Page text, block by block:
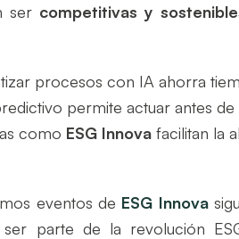
ser competitivas y
procesos con IA ahorra
permite actuar antes
como ESG Innova facilitan la
eventos de ESG Innova
parte de la revolución